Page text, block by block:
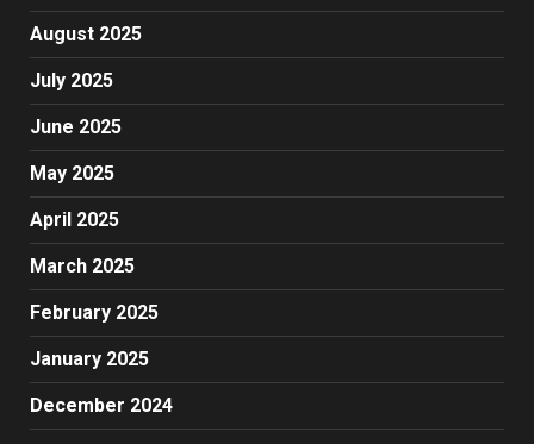
August 2025
July 2025
June 2025
May 2025
April 2025
March 2025
February 2025
January 2025
December 2024